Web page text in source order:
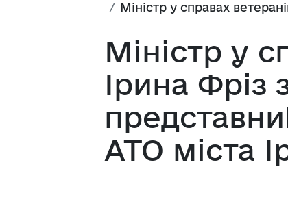
Міністр у справах
Міністр у
Ірина Фріз
АТО міста